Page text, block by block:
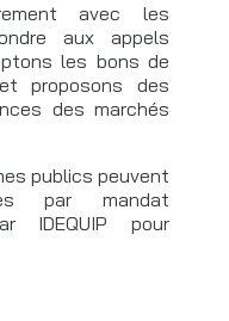
avec les
aux appels
les bons de
proposons des
des marchés
publics peuvent
par mandat
IDEQUIP pour